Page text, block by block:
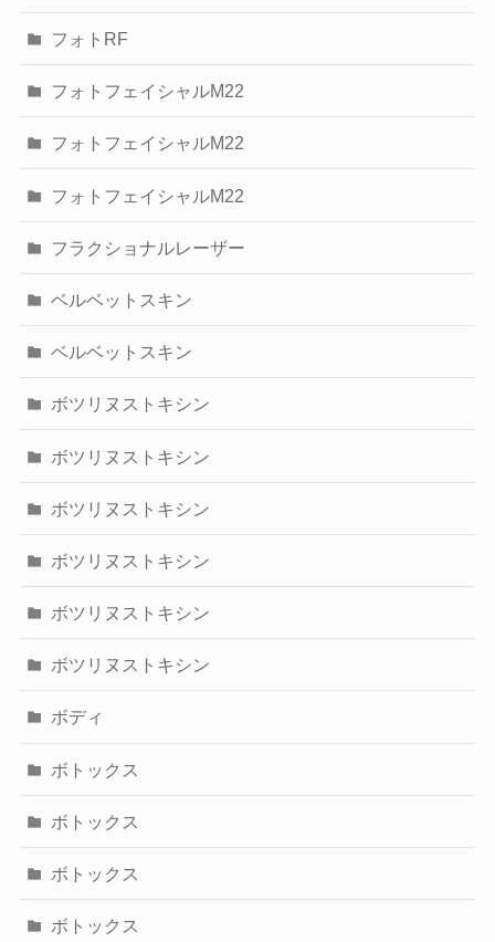
フォトRF
フォトフェイシャルM22
フォトフェイシャルM22
フォトフェイシャルM22
フラクショナルレーザー
ベルベットスキン
ベルベットスキン
ボツリヌストキシン
ボツリヌストキシン
ボツリヌストキシン
ボツリヌストキシン
ボツリヌストキシン
ボツリヌストキシン
ボディ
ボトックス
ボトックス
ボトックス
ボトックス